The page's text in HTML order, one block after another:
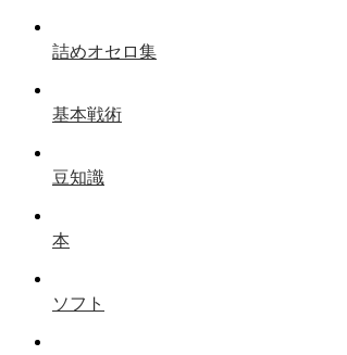
詰めオセロ集
基本戦術
豆知識
本
ソフト